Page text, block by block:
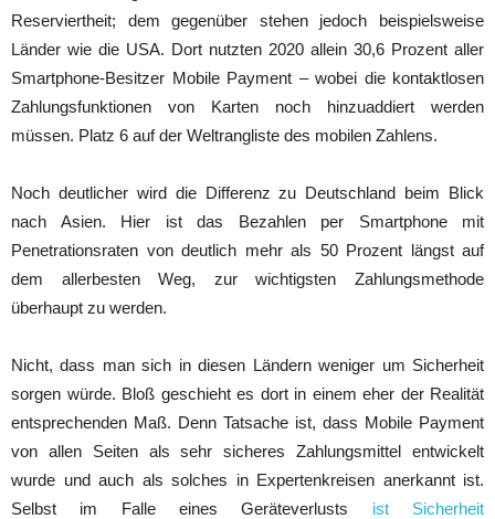
Reserviertheit; dem gegenüber stehen jedoch beispielsweise
Länder wie die USA. Dort nutzten 2020 allein 30,6 Prozent aller
Smartphone-Besitzer Mobile Payment – wobei die kontaktlosen
Zahlungsfunktionen von Karten noch hinzuaddiert werden
müssen. Platz 6 auf der Weltrangliste des mobilen Zahlens.
Noch deutlicher wird die Differenz zu Deutschland beim Blick
nach Asien. Hier ist das Bezahlen per Smartphone mit
Penetrationsraten von deutlich mehr als 50 Prozent längst auf
dem allerbesten Weg, zur wichtigsten Zahlungsmethode
überhaupt zu werden.
Nicht, dass man sich in diesen Ländern weniger um Sicherheit
sorgen würde. Bloß geschieht es dort in einem eher der Realität
entsprechenden Maß. Denn Tatsache ist, dass Mobile Payment
von allen Seiten als sehr sicheres Zahlungsmittel entwickelt
wurde und auch als solches in Expertenkreisen anerkannt ist.
Selbst im Falle eines Geräteverlusts ist Sicherheit